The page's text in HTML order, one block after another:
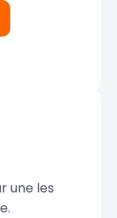
une les